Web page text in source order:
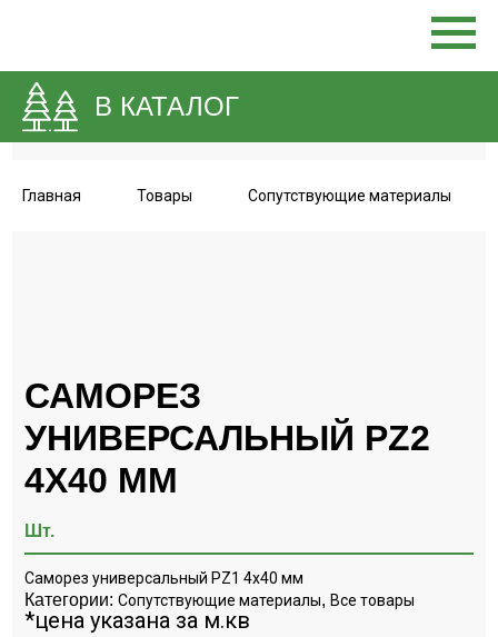
В КАТАЛОГ
Главная Товары Сопутствующие материалы
САМОРЕЗ
УНИВЕРСАЛЬНЫЙ PZ2
4Х40 ММ
Шт.
Саморез универсальный PZ1 4х40 мм
Категории:Сопутствующие материалы,Все товары
*цена указана за м.кв